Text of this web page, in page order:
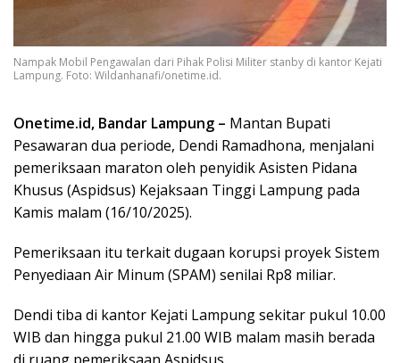
Nampak Mobil Pengawalan dari Pihak Polisi Militer stanby di kantor Kejati
Lampung. Foto: Wildanhanafi/onetime.id.
Onetime.id, Bandar Lampung – Mantan Bupati
Pesawaran dua periode, Dendi Ramadhona, menjalani
pemeriksaan maraton oleh penyidik Asisten Pidana
Khusus (Aspidsus) Kejaksaan Tinggi Lampung pada
Kamis malam (16/10/2025).
Pemeriksaan itu terkait dugaan korupsi proyek Sistem
Penyediaan Air Minum (SPAM) senilai Rp8 miliar.
Dendi tiba di kantor Kejati Lampung sekitar pukul 10.00
WIB dan hingga pukul 21.00 WIB malam masih berada